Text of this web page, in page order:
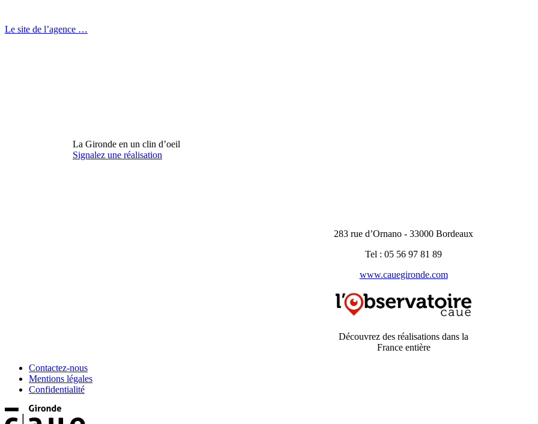
Le site de l’agence …
La Gironde en un clin d’oeil
Signalez une réalisation
283 rue d’Ornano - 33000 Bordeaux
Tel : 05 56 97 81 89
www.cauegironde.com
Découvrez des réalisations dans la
France entière
Contactez-nous
Mentions légales
Confidentialité